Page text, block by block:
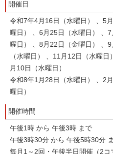
開催日
令和7年4月16日（水曜日） 、5
曜日） 、6月25日（水曜日） 、
曜日） 、8月22日（金曜日） 、
（水曜日） 、11月12日（水曜
月10日（水曜日）
令和8年1月28日（水曜日） 、2
曜日）
開催時間
午後1時 から 午後3時 まで
午後3時30分 から 午後5時30分
毎月1～2回・午後半日開催（2コ